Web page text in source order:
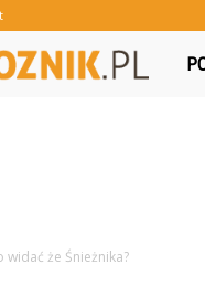
widać że Śnieżnika?